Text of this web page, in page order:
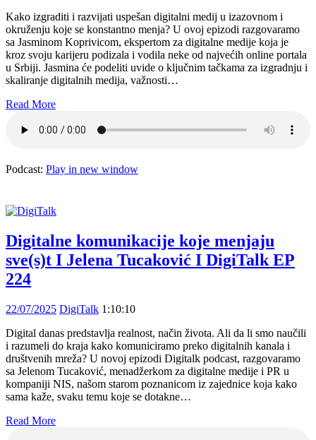
Kako izgraditi i razvijati uspešan digitalni medij u izazovnom i
okruženju koje se konstantno menja? U ovoj epizodi razgovaramo
sa Jasminom Koprivicom, ekspertom za digitalne medije koja je
kroz svoju karijeru podizala i vodila neke od najvećih online portala
u Srbiji. Jasmina će podeliti uvide o ključnim tačkama za izgradnju i
skaliranje digitalnih medija, važnosti…
Read More
Podcast: Play in new window
Digitalne komunikacije koje menjaju
sve(s)t I Jelena Tucaković I DigiTalk EP
224
22/07/2025 DigiTalk 1:10:10
Digital danas predstavlja realnost, način života. Ali da li smo naučili
i razumeli do kraja kako komuniciramo preko digitalnih kanala i
društvenih mreža? U novoj epizodi Digitalk podcast, razgovaramo
sa Jelenom Tucaković, menadžerkom za digitalne medije i PR u
kompaniji NIS, našom starom poznanicom iz zajednice koja kako
sama kaže, svaku temu koje se dotakne…
Read More